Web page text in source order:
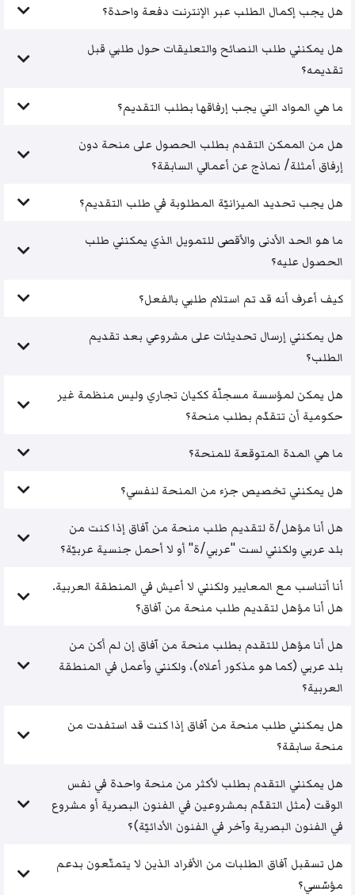
هل يجب إكمال الطلب عبر الإنترنت دفعة واحدة؟
هل يمكنني طلب النصائح والتعليقات حول طلبي قبل
تقديمه؟
ما هي المواد التي يجب إرفاقها بطلب التقديم؟
هل من الممكن التقدم بطلب الحصول على منحة دون
إرفاق أمثلة/ نماذج عن أعمالي السابقة؟
هل يجب تحديد الميزانيّة المطلوبة في طلب التقديم؟
ما هو الحد الأدنى والأقصى للتمويل الذي يمكنني طلب
الحصول عليه؟
كيف أعرف أنه قد تم استلام طلبي بالفعل؟
هل يمكنني إرسال تحديثات على مشروعي بعد تقديم
الطلب؟
هل يمكن لمؤسسة مسجلّة ككيان تجاري وليس منظمة غير
حكومية أن تتقدّم بطلب منحة؟
ما هي المدة المتوقعة للمنحة؟
هل يمكنني تخصيص جزء من المنحة لنفسي؟
هل أنا مؤهل/ة لتقديم طلب منحة من آفاق إذا كنت من
بلد عربي ولكنني لست "عربي/ة" أو لا أحمل جنسية عربيّة؟
أنا أتناسب مع المعايير ولكنني لا أعيش في المنطقة العربية.
هل أنا مؤهل لتقديم طلب منحة من آفاق؟
هل أنا مؤهل للتقدم بطلب منحة من آفاق إن لم أكن من
بلد عربي (كما هو مذكور أعلاه)، ولكنني وأعمل في المنطقة
العربية؟
هل يمكنني طلب منحة من آفاق إذا كنت قد استفدت من
منحة سابقة؟
هل يمكنني التقدم بطلب لأكثر من منحة واحدة في نفس
الوقت (مثل التقدّم بمشروعين في الفنون البصرية أو مشروع
في الفنون البصرية وآخر في الفنون الأدائيّة)؟
هل تسقبل آفاق الطلبات من الأفراد الذين لا يتمتّعون بدعم
مؤسّسي؟